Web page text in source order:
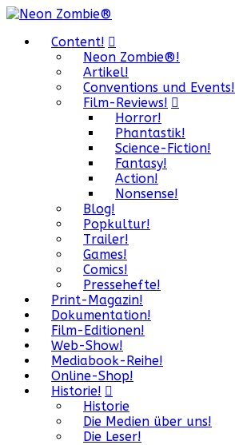
Content!
Neon Zombie®!
Artikel!
Conventions und Events!
Film-Reviews!
Horror!
Phantastik!
Science-Fiction!
Fantasy!
Action!
Nonsense!
Blog!
Popkultur!
Trailer!
Games!
Comics!
Pressehefte!
Print-Magazin!
Dokumentation!
Film-Editionen!
Web-Show!
Mediabook-Reihe!
Online-Shop!
Historie!
Historie
Die Medien über uns!
Die Leser!